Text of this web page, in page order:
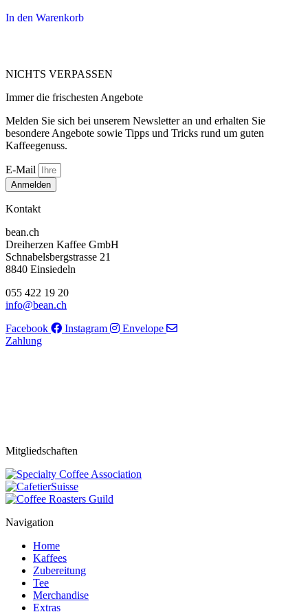
In den Warenkorb
NICHTS VERPASSEN
Immer die frischesten Angebote
Melden Sie sich bei unserem Newsletter an und erhalten Sie
besondere Angebote sowie Tipps und Tricks rund um guten
Kaffeegenuss.
E-Mail
Anmelden
Kontakt
bean.ch
Dreiherzen Kaffee GmbH
Schnabelsbergstrasse 21
8840 Einsiedeln
055 422 19 20
info@bean.ch
Facebook
Instagram
Envelope
Zahlung
Mitgliedschaften
Navigation
Home
Kaffees
Zubereitung
Tee
Merchandise
Extras